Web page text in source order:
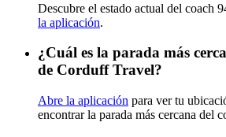
Descubre el estado actual del coach
la aplicación.
¿Cuál es la parada más
de Corduff Travel?
Abre la aplicación para ver tu
encontrar la parada más cercana del